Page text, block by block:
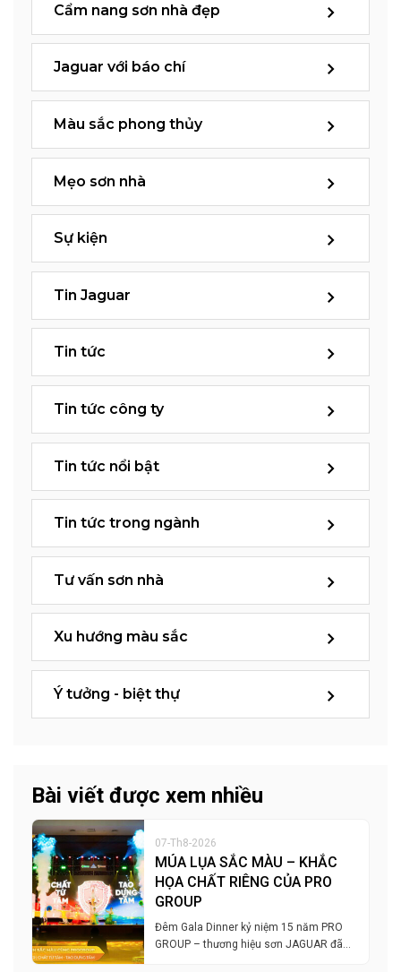
Cẩm nang sơn nhà đẹp
Jaguar với báo chí
Màu sắc phong thủy
Mẹo sơn nhà
Sự kiện
Tin Jaguar
Tin tức
Tin tức công ty
Tin tức nổi bật
Tin tức trong ngành
Tư vấn sơn nhà
Xu hướng màu sắc
Ý tưởng - biệt thự
Bài viết được xem nhiều
07-Th8-2026
MÚA LỤA SẮC MÀU – KHẮC
HỌA CHẤT RIÊNG CỦA PRO
GROUP
Đêm Gala Dinner kỷ niệm 15 năm PRO
GROUP – thương hiệu sơn JAGUAR đã…